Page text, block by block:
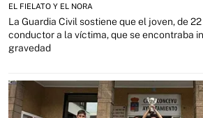
EL FIELATO Y EL NORA
La Guardia Civil sostiene que el joven, de
conductor a la víctima, que se encontraba
gravedad